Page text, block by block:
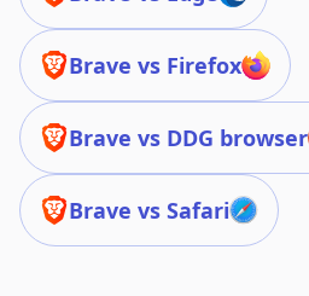
Brave vs Firefox
Brave vs DDG browser
Brave vs Safari